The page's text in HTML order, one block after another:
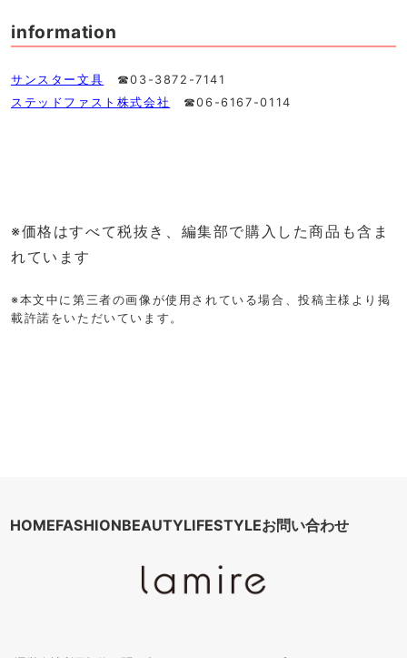
information
サンスター文具 ☎︎03-3872-7141
ステッドファスト株式会社
☎︎06-6167-0114
※価格はすべて税抜き、編集部で購入した商品も含ま
れています
※本文中に第三者の画像が使用されている場合、投稿主様より掲
載許諾をいただいています。
HOMEFASHIONBEAUTYLIFESTYLEお問い合わせ